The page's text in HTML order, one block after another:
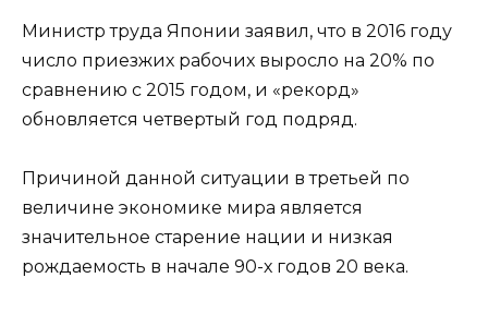
Министр труда Японии заявил, что в 2016 году
число приезжих рабочих выросло на 20% по
сравнению с 2015 годом, и «рекорд»
обновляется четвертый год подряд.
Причиной данной ситуации в третьей по
величине экономике мира является
значительное старение нации и низкая
рождаемость в начале 90-х годов 20 века.